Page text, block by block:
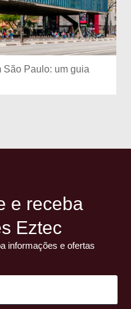
São Paulo: um guia
e receba
Eztec
informações e ofertas